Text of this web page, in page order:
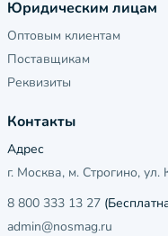
Юридическим лицам
Оптовым клиентам
Поставщикам
Реквизиты
Контакты
Адрес
г. Москва, м. Строгино, ул.
8 800 333 13 27
admin@nosmag.ru